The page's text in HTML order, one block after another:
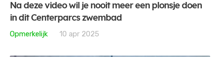
Na deze video wil je nooit meer een plonsje doen
in dit Centerparcs zwembad
Opmerkelijk
10 apr 2025